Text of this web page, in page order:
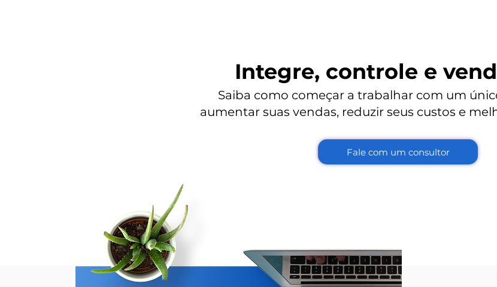
Integre, controle e
Saiba como começar a trabalhar com um
aumentar suas vendas, reduzir seus custos e
Fale com um consultor